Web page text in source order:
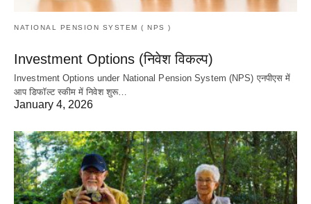
NATIONAL PENSION SYSTEM ( NPS )
Investment Options (निवेश विकल्प)
Investment Options under National Pension System (NPS) एनपीएस में
आप डिफॉल्ट स्कीम में निवेश शुरू…
January 4, 2026